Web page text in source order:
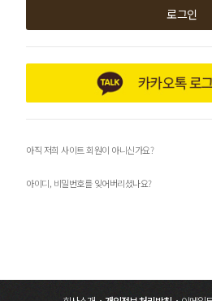
로그인
아직 저희 사이트 회원이 아니신가요?
아이디, 비밀번호를 잊어버리셨나요?